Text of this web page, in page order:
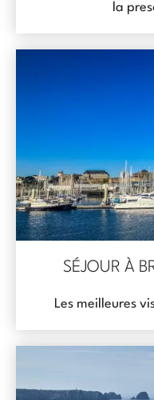
la
SÉJOUR À
Les meilleures